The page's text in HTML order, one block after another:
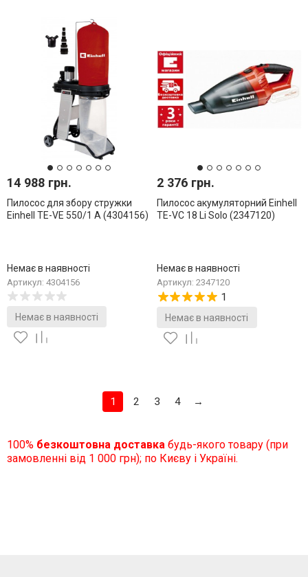
14 988 грн.
Пилосос для збору стружки
Einhell TE-VE 550/1 A (4304156)
Немає в наявності
Артикул: 4304156
Немає в наявності
2 376 грн.
Пилосос акумуляторний Einhell
TE-VC 18 Li Solo (2347120)
Немає в наявності
Артикул: 2347120
1
Немає в наявності
1 2 3 4 →
100% безкоштовна доставкабудь-якого товару (при
замовленні від 1 000 грн); по Києву і Україні.